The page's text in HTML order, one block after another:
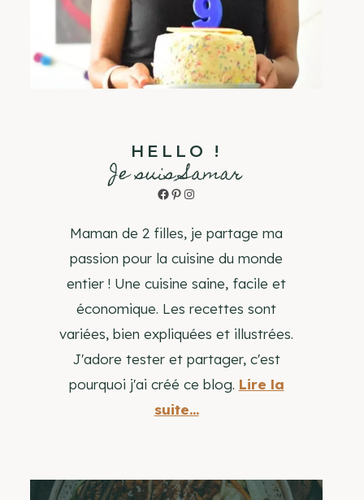
HELLO !
Je suis Samar
Facebook
Pinterest
Instagram
Maman de 2 filles, je partage ma
passion pour la cuisine du monde
entier ! Une cuisine saine, facile et
économique. Les recettes sont
variées, bien expliquées et illustrées.
J'adore tester et partager, c'est
pourquoi j'ai créé ce blog. Lire la
suite...